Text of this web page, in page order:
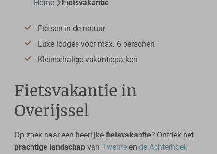
Home Fietsvakantie
Fietsen in de natuur
Luxe lodges voor max. 6 personen
Kleinschalige vakantieparken
Fietsvakantie in
Overijssel
Op zoek naar een heerlijkefietsvakantie? Ontdek het
prachtige landschap vanTwente en de Achterhoek